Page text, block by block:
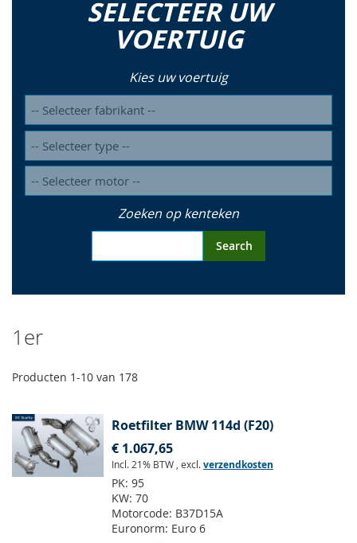
SELECTEER UW
VOERTUIG
Kies uw voertuig
Zoeken op kenteken
Search
1er
Producten 1-10 van 178
Roetfilter BMW 114d (F20)
€ 1.067,65
Incl. 21% BTW , excl.verzendkosten
PK: 95
KW: 70
Motorcode: B37D15A
Euronorm: Euro 6